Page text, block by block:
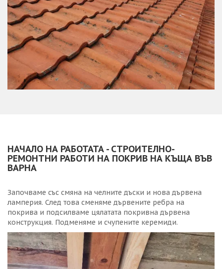
НАЧАЛО НА РАБОТАТА - СТРОИТЕЛНО-
РЕМОНТНИ РАБОТИ НА ПОКРИВ НА КЪЩА ВЪВ
ВАРНА
Започваме със смяна на челните дъски и нова дървена
ламперия. След това сменяме дървените ребра на
покрива и подсилваме цялатата покривна дървена
конструкция. Подменяме и счупените керемиди.